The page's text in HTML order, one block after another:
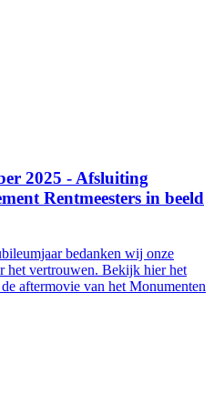
2025 - Afsluiting
Rentmeesters in beeld
bedanken wij onze
het vertrouwen. Bekijk hier het
aftermovie van het Monumenten